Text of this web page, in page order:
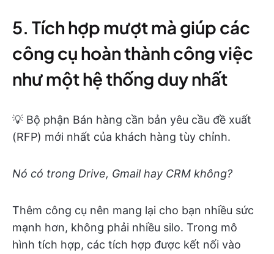
5. Tích hợp mượt mà giúp các
công cụ hoàn thành công việc
như một hệ thống duy nhất
💡 Bộ phận Bán hàng cần bản yêu cầu đề xuất
(RFP) mới nhất của khách hàng tùy chỉnh.
Nó có trong Drive, Gmail hay CRM không?
Thêm công cụ nên mang lại cho bạn nhiều sức
mạnh hơn, không phải nhiều silo. Trong mô
hình tích hợp, các tích hợp được kết nối vào